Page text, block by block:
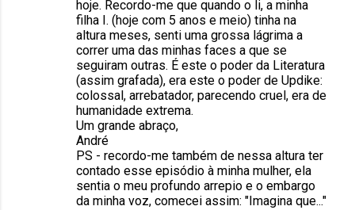
hoje. Recordo-me que quando o li, a minha
filha I. (hoje com 5 anos e meio) tinha na
altura meses, senti uma grossa lágrima a
correr uma das minhas faces a que se
seguiram outras. É este o poder da Literatura
(assim grafada), era este o poder de Updike:
colossal, arrebatador, parecendo cruel, era de
humanidade extrema.
Um grande abraço,
André
PS - recordo-me também de nessa altura ter
contado esse episódio à minha mulher, ela
sentia o meu profundo arrepio e o embargo
da minha voz, comecei assim: "Imagina que..."